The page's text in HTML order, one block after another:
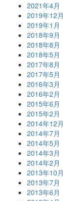
2021年4月
2019年12月
2019年1月
2018年9月
2018年8月
2018年5月
2017年8月
2017年5月
2016年3月
2016年2月
2015年6月
2015年2月
2014年12月
2014年7月
2014年5月
2014年3月
2014年2月
2013年10月
2013年7月
2013年6月